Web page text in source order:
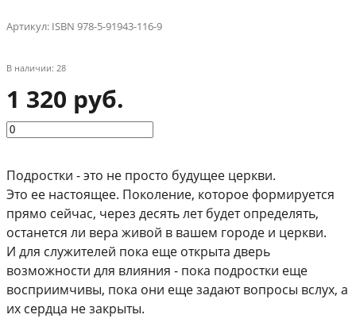
‹ ›
Артикул: ISBN 978-5-91943-116-9
В наличии: 28
1 320 руб.
Подростки - это не просто будущее церкви.
Это ее настоящее. Поколение, которое формируется
прямо сейчас, через десять лет будет определять,
останется ли вера живой в вашем городе и церкви.
И для служителей пока еще открыта дверь
возможности для влияния - пока подростки еще
восприимчивы, пока они еще задают вопросы вслух, а
их сердца не закрыты.